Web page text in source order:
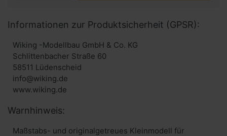
Informationen zur Produktsicherheit (GPSR):
Wiking -Modellbau GmbH & Co. KG
Schlittenbacher Straße 60
58511 Lüdenscheid
info@wiking.de
www.wiking.de
Warnhinweis:
Maßstabs- und originalgetreues Kleinmodell für